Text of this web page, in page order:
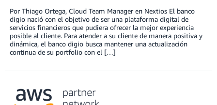
Por Thiago Ortega, Cloud Team Manager en Nextios El banco
digio nació con el objetivo de ser una plataforma digital de
servicios financieros que pudiera ofrecer la mejor experiencia
posible al cliente. Para atender a su cliente de manera positiva y
dinámica, el banco digio busca mantener una actualización
continua de su portfolio con el […]